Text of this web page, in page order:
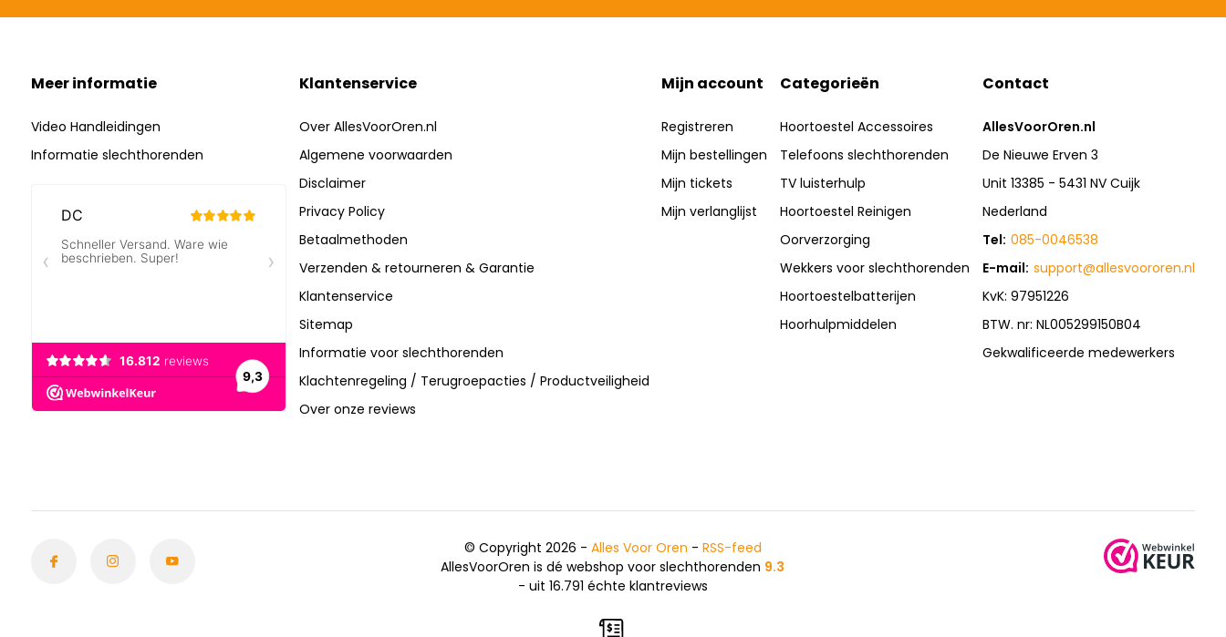
Meer informatie
Video Handleidingen
Informatie slechthorenden
Klantenservice
Over AllesVoorOren.nl
Algemene voorwaarden
Disclaimer
Privacy Policy
Betaalmethoden
Verzenden & retourneren & Garantie
Klantenservice
Sitemap
Informatie voor slechthorenden
Klachtenregeling / Terugroepacties / Productveiligheid
Over onze reviews
Mijn account
Registreren
Mijn bestellingen
Mijn tickets
Mijn verlanglijst
Categorieën
Hoortoestel Accessoires
Telefoons slechthorenden
TV luisterhulp
Hoortoestel Reinigen
Oorverzorging
Wekkers voor slechthorenden
Hoortoestelbatterijen
Hoorhulpmiddelen
Contact
AllesVoorOren.nl
De Nieuwe Erven 3
Unit 13385 - 5431 NV Cuijk
Nederland
Tel: 085-0046538
E-mail: support@allesvoororen.nl
KvK: 97951226
BTW. nr: NL005299150B04
Gekwalificeerde medewerkers
© Copyright 2026 - Alles Voor Oren - RSS-feed
AllesVoorOren is dé webshop voor slechthorenden 9.3
- uit 16.791 échte klantreviews